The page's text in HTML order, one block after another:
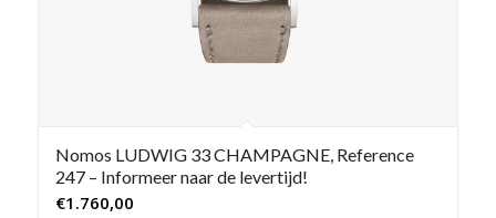
Nomos LUDWIG 33 CHAMPAGNE, Reference
247 – Informeer naar de levertijd!
€1.760,00